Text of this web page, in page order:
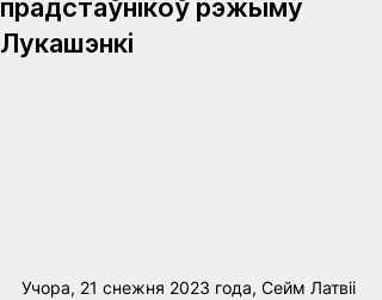
прадстаўнікоў рэжыму
Лукашэнкі
Учора, 21 снежня 2023 года, Сейм Латвіі